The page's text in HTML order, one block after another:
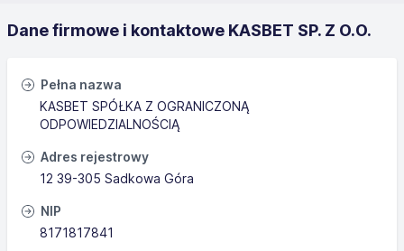
Dane firmowe i kontaktowe KASBET SP. Z O.O.
Pełna nazwa
KASBET SPÓŁKA Z OGRANICZONĄ
ODPOWIEDZIALNOŚCIĄ
Adres rejestrowy
12 39-305 Sadkowa Góra
NIP
8171817841